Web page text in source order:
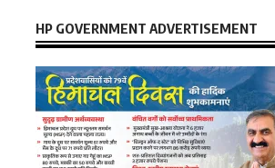
HP GOVERNMENT ADVERTISEMENT